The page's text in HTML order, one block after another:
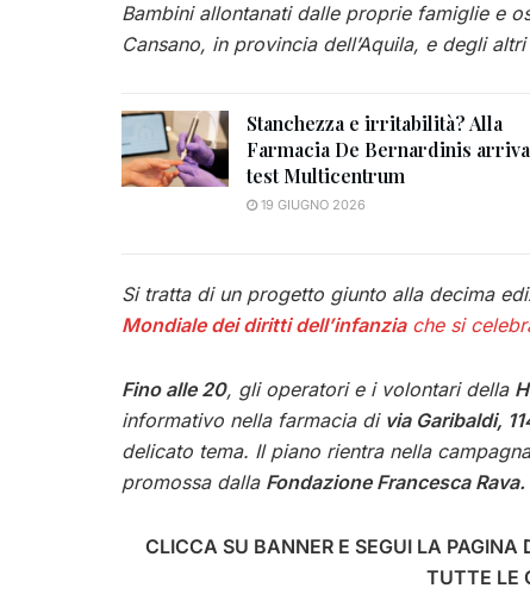
Bambini allontanati dalle proprie famiglie e
Cansano, in provincia dell’Aquila, e degli
Stanchezza e irritabilità? Alla
Farmacia De Bernardinis
test Multicentrum
19 GIUGNO 2026
Si tratta di un progetto giunto alla decima
Mondiale dei diritti dell’infanziache si
Fino alle 20, gli operatori e i volontari della
informativo nella farmacia di via Garibaldi,
delicato tema. Il piano rientra nella
promossa dalla Fondazione Francesca Rava.
CLICCA SU BANNER E SEGUI LA PAGINA
TUTTE LE